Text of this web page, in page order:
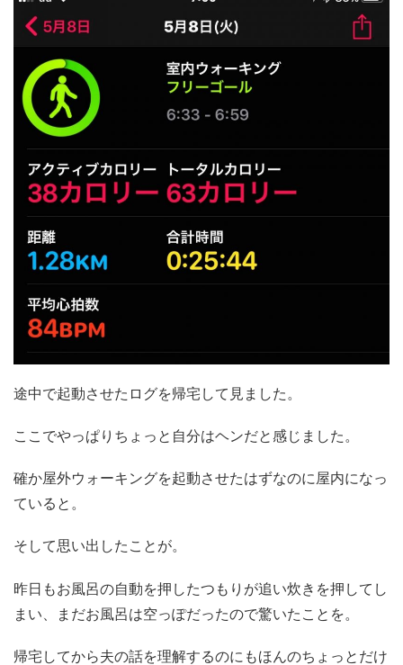
途中で起動させたログを帰宅して見ました。
ここでやっぱりちょっと自分はヘンだと感じました。
確か屋外ウォーキングを起動させたはずなのに屋内になっ
ていると。
そして思い出したことが。
昨日もお風呂の自動を押したつもりが追い炊きを押してし
まい、まだお風呂は空っぽだったので驚いたことを。
帰宅してから夫の話を理解するのにもほんのちょっとだけ